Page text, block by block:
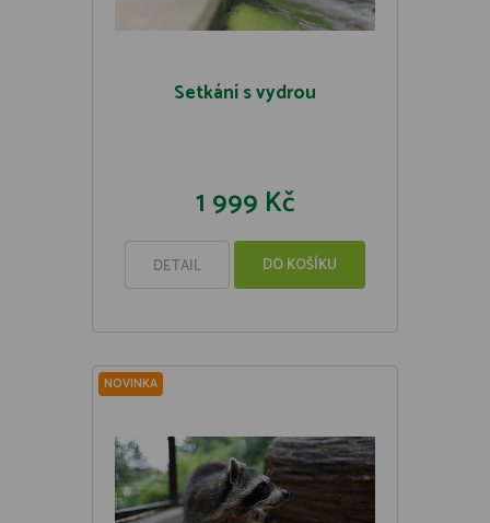
Setkání s vydrou
1 999 Kč
DETAIL DO KOŠÍKU
NOVINKA